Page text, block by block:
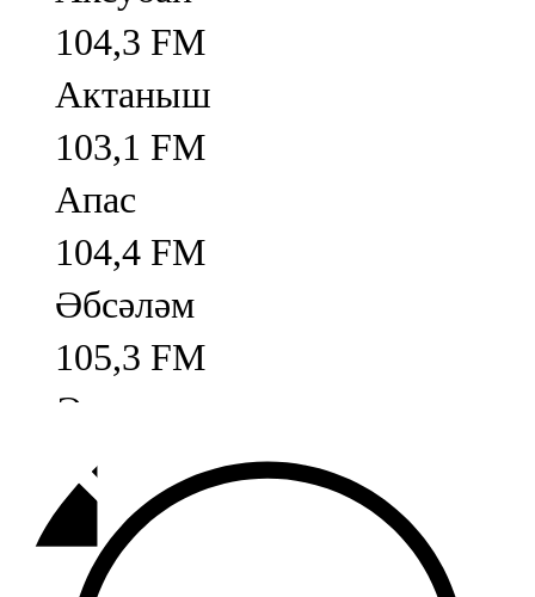
104,3 FM
Актаныш
103,1 FM
Апас
104,4 FM
Әбсәләм
105,3 FM
Әлмәт
92,9 FM
Базарлы матак
107,1 FM